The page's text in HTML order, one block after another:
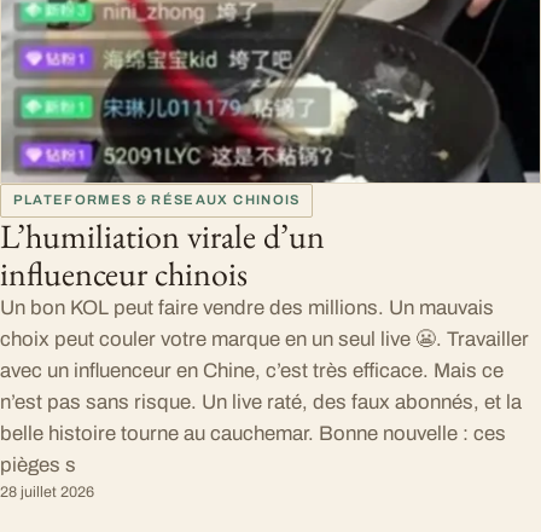
PLATEFORMES & RÉSEAUX CHINOIS
L’humiliation virale d’un
influenceur chinois
Un bon KOL peut faire vendre des millions. Un mauvais
choix peut couler votre marque en un seul live 😬. Travailler
avec un influenceur en Chine, c’est très efficace. Mais ce
n’est pas sans risque. Un live raté, des faux abonnés, et la
belle histoire tourne au cauchemar. Bonne nouvelle : ces
pièges s
28 juillet 2026